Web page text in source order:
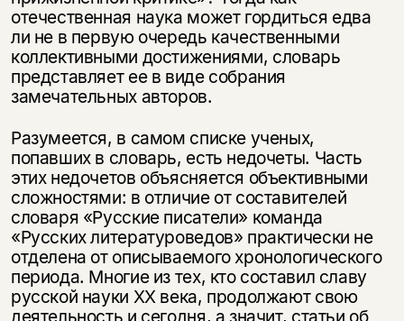
отечественная наука может гордиться едва
ли не в первую очередь качественными
коллективными достижениями, словарь
представляет ее в виде собрания
замечательных авторов.
Разумеется, в самом списке ученых,
попавших в словарь, есть недочеты. Часть
этих недочетов объясняется объективными
сложностями: в отличие от составителей
словаря «Русские писатели» команда
«Русских литературоведов» практически не
отделена от описываемого хронологического
периода. Многие из тех, кто составил славу
русской науки XX века, продолжают свою
деятельность и сегодня, а значит, статьи об